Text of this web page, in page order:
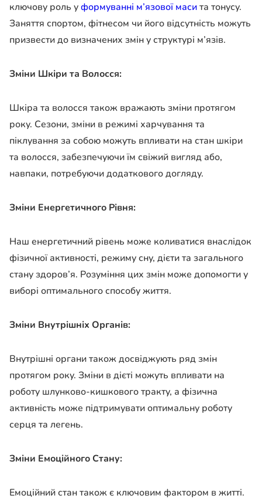
ключову роль уформуванні м’язової масита тонусу.
Заняття спортом, фітнесом чи його відсутність можуть
призвести до визначених змін у структурі м’язів.
Зміни Шкіри та Волосся:
Шкіра та волосся також вражають зміни протягом
року. Сезони, зміни в режимі харчування та
піклування за собою можуть впливати на стан шкіри
та волосся, забезпечуючи їм свіжий вигляд або,
навпаки, потребуючи додаткового догляду.
Зміни Енергетичного Рівня:
Наш енергетичний рівень може коливатися внаслідок
фізичної активності, режиму сну, дієти та загального
стану здоров’я. Розуміння цих змін може допомогти у
виборі оптимального способу життя.
Зміни Внутрішніх Органів:
Внутрішні органи також досвіджують ряд змін
протягом року. Зміни в дієті можуть впливати на
роботу шлунково-кишкового тракту, а фізична
активність може підтримувати оптимальну роботу
серця та легень.
Зміни Емоційного Стану:
Емоційний стан також є ключовим фактором в житті.